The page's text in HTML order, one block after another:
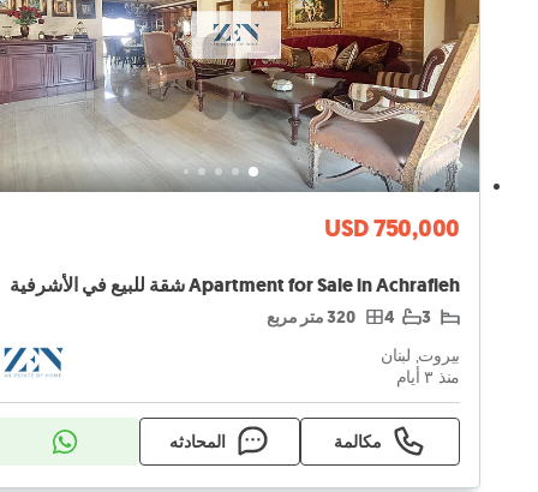
USD 750,000
Apartment for Sale in Achrafieh شقة للبيع في الأشرفية
3
4 320 متر مربع
بيروت, لبنان
منذ ٣ أيام
مكالمة المحادثه